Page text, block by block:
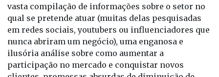
em redes sociais, youtubers ou influenciadores que
nunca abriram um negócio), uma enganosa e
ilusória análise sobre como aumentar a
participação no mercado e conquistar novos
clientes, promessas absurdas de diminuição de
custos e uma complexa lista de objetivos e